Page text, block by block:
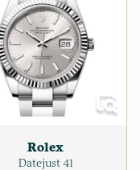
Rolex
Datejust 41